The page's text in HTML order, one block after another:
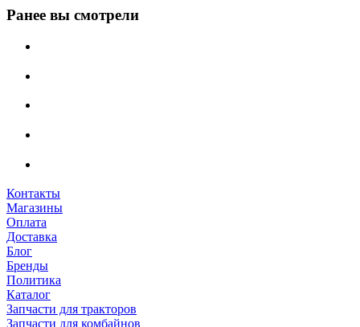
Ранее вы смотрели
Контакты
Магазины
Оплата
Доставка
Блог
Бренды
Политика
Каталог
Запчасти для тракторов
Запчасти для комбайнов